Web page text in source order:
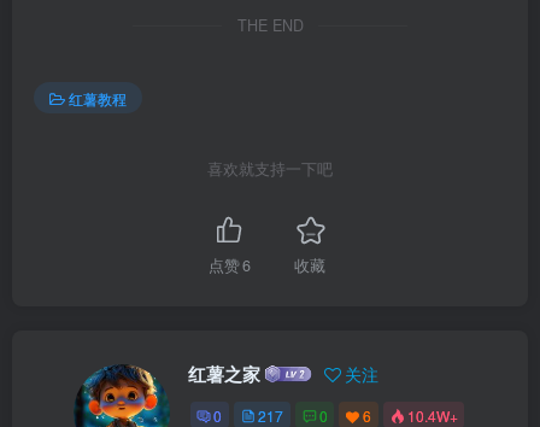
THE END
红薯教程
喜欢就支持一下吧
点赞6 收藏
红薯之家 关注
0 217 0 6 10.4W+